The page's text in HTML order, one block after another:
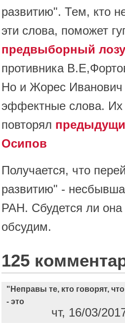
развитию". Тем, кто
эти слова, поможет
предвыборный
противника
Но и Жорес
эффектные слова. Их
повторял
Осипов
Получается, что
развитию" -
РАН. Сбудется ли
обсудим.
125
"Неправы те, кто говорят,
- это
чт, 16/03/